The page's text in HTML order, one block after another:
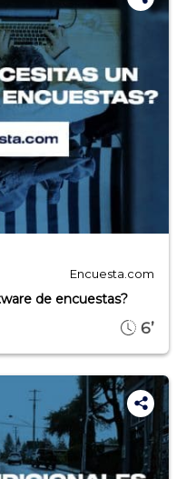
Encuesta.com
de encuestas?
6’